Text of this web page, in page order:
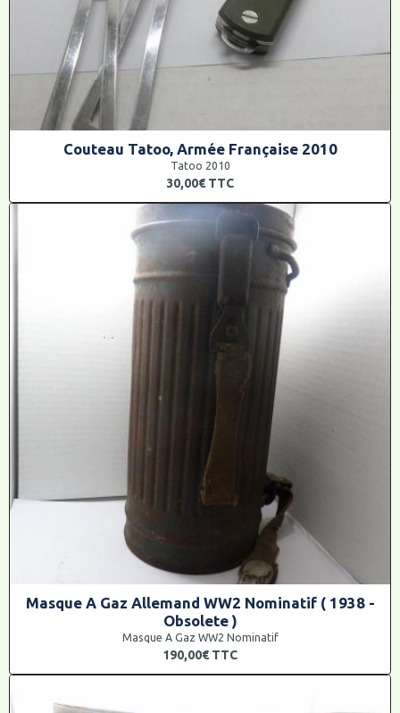
Couteau Tatoo, Armée Française 2010
Tatoo 2010
30,00€ TTC
Masque A Gaz Allemand WW2 Nominatif ( 1938 -
Obsolete )
Masque A Gaz WW2 Nominatif
190,00€ TTC